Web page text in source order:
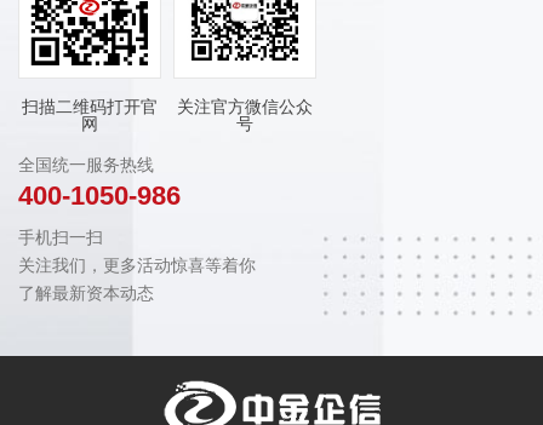
扫描二维码打开官
网
关注官方微信公众
号
全国统一服务热线
400-1050-986
手机扫一扫
关注我们，更多活动惊喜等着你
了解最新资本动态